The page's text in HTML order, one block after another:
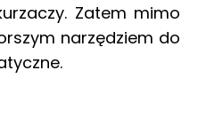
Zatem mimo
narzędziem do